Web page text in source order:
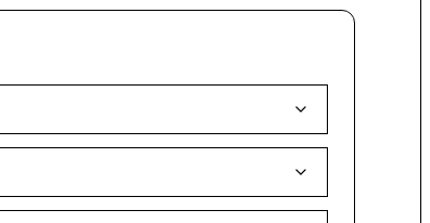
Nakskov
Nykøbing Sjælland
Præstø